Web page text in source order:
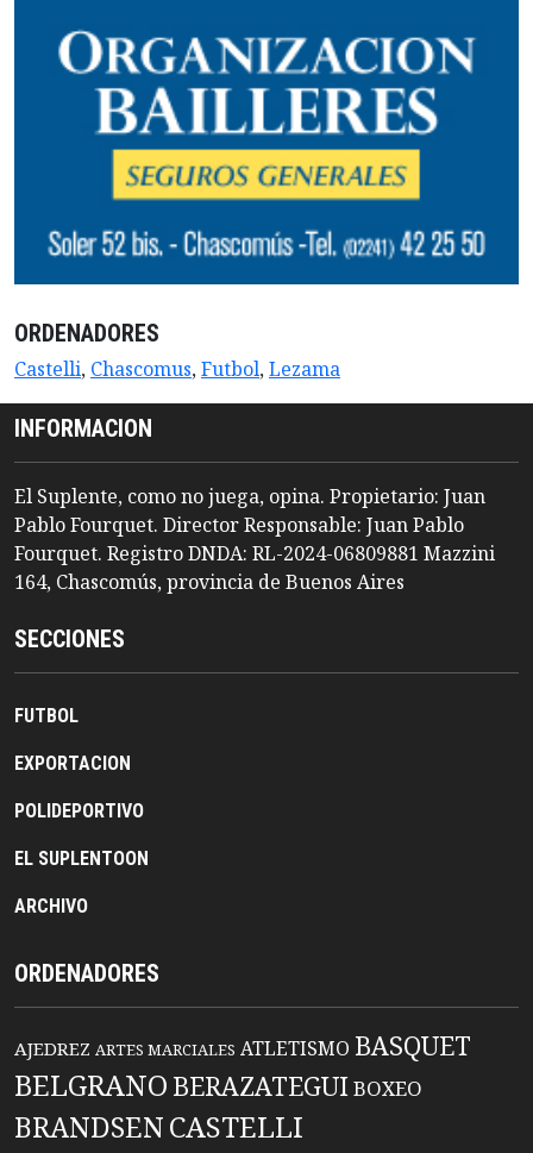
ORDENADORES
Castelli, Chascomus,Futbol,Lezama
INFORMACION
El Suplente, como no juega, opina. Propietario: Juan
Pablo Fourquet. Director Responsable: Juan Pablo
Fourquet. Registro DNDA: RL-2024-06809881 Mazzini
164, Chascomús, provincia de Buenos Aires
SECCIONES
FUTBOL
EXPORTACION
POLIDEPORTIVO
EL SUPLENTOON
ARCHIVO
ORDENADORES
AJEDREZ ARTES MARCIALES ATLETISMO BASQUET
BELGRANO BERAZATEGUIBOXEO
BRANDSENCASTELLI